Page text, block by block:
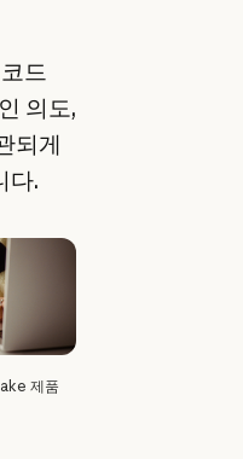
드
의도,
되게
다.
제품